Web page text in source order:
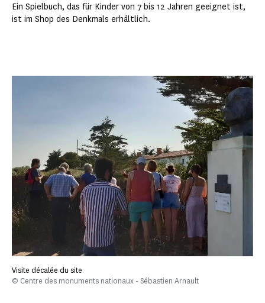
Ein Spielbuch, das für Kinder von 7 bis 12 Jahren geeignet ist,
ist im Shop des Denkmals erhältlich.
Visite décalée du site
© Centre des monuments nationaux - Sébastien Arnault